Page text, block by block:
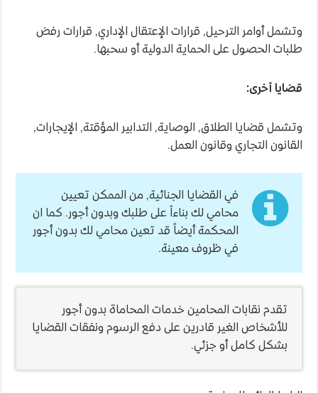
وتشمل أوامر الترحيل, قرارات الإعتقال الإداري, قرارات رفض
طلبات الحصول على الحماية الدولية أو سحبها.
قضايا أخرى:
وتشمل قضايا الطلاق, الوصاية, التدابير المؤقتة, الإيجارات,
القانون التجاري وقانون العمل.
في القضايا الجنائية, من الممكن تعيين
محامي لك بناءاً على طلبك وبدون أجور. كما ان
المحكمة أيضاً قد تعين محامي لك بدون أجور
في ظروف معينة.
تقدم نقابات المحامين خدمات المحاماة بدون أجور
للأشخاص الغير قادرين على دفع الرسوم ونفقات القضايا
بشكل كامل أو جزئي.